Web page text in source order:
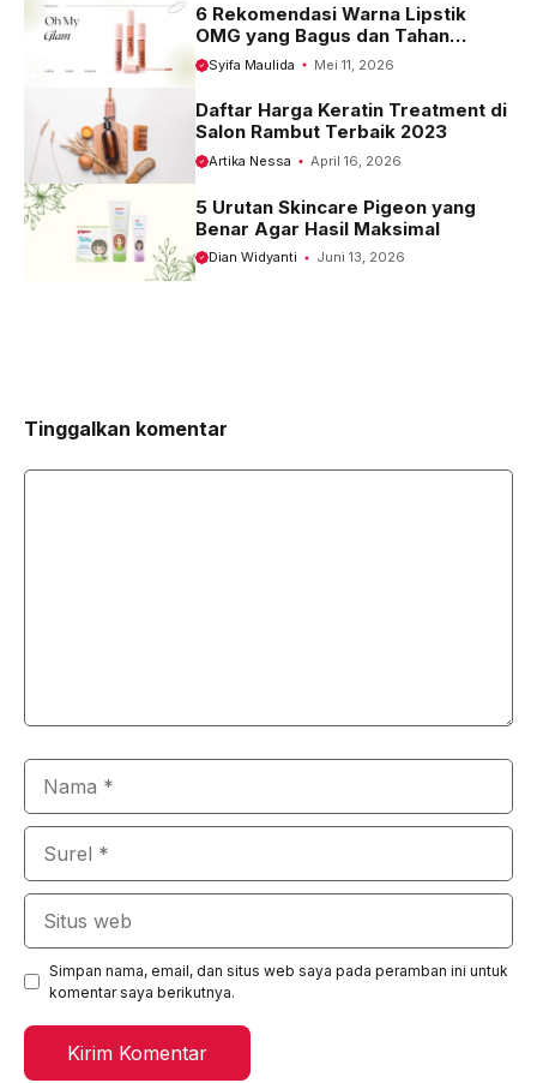
6 Rekomendasi Warna Lipstik
OMG yang Bagus dan Tahan
Seharian
Syifa Maulida Mei 11, 2026
Daftar Harga Keratin Treatment di
Salon Rambut Terbaik 2023
Artika Nessa April 16, 2026
5 Urutan Skincare Pigeon yang
Benar Agar Hasil Maksimal
Dian Widyanti Juni 13, 2026
Tinggalkan komentar
Simpan nama, email, dan situs web saya pada peramban ini untuk
komentar saya berikutnya.